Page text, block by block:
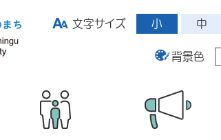
文字サイズ
小 中
背景色